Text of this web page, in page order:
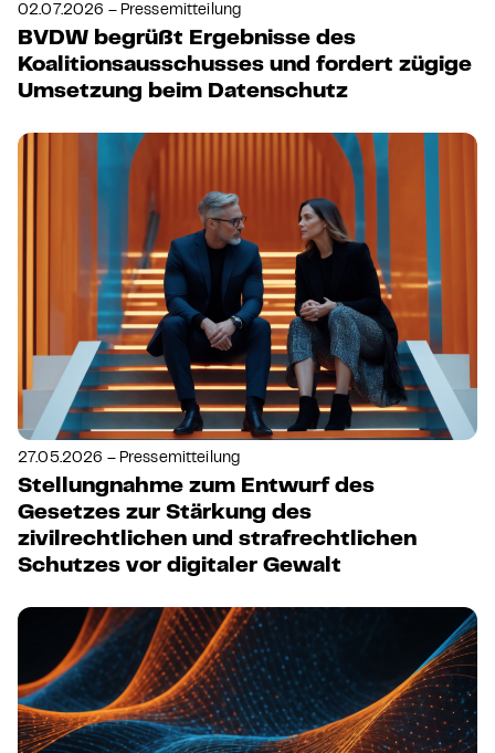
02.07.2026 – Pressemitteilung
BVDW begrüßt Ergebnisse des
Koalitionsausschusses und fordert zügige
Umsetzung beim Datenschutz
27.05.2026 – Pressemitteilung
Stellungnahme zum Entwurf des
Gesetzes zur Stärkung des
zivilrechtlichen und strafrechtlichen
Schutzes vor digitaler Gewalt